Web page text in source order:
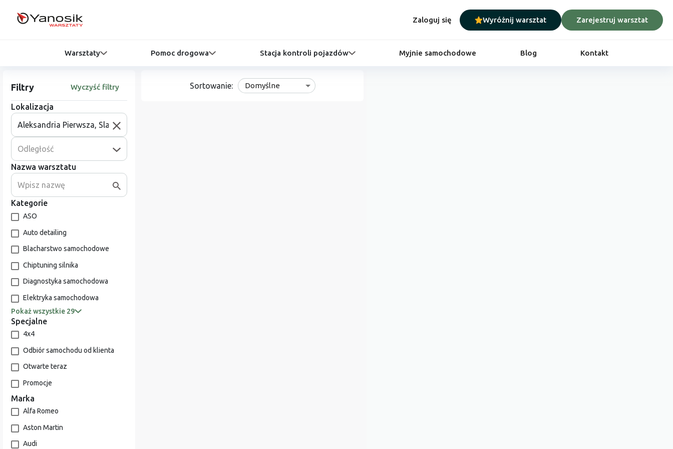
Zaloguj się Wyróżnij warsztat Zarejestruj warsztat
Warsztaty Pomoc drogowa Stacja kontroli pojazdów Myjnie samochodowe Blog Kontakt
Filtry Wyczyść filtry
Lokalizacja
Odległość
Nazwa warsztatu
Kategorie
ASO
Auto detailing
Blacharstwo samochodowe
Chiptuning silnika
Diagnostyka samochodowa
Elektryka samochodowa
Pokaż wszystkie 29
Specjalne
4x4
Odbiór samochodu od klienta
Otwarte teraz
Promocje
Marka
Alfa Romeo
Aston Martin
Audi
Sortowanie: Domyślne